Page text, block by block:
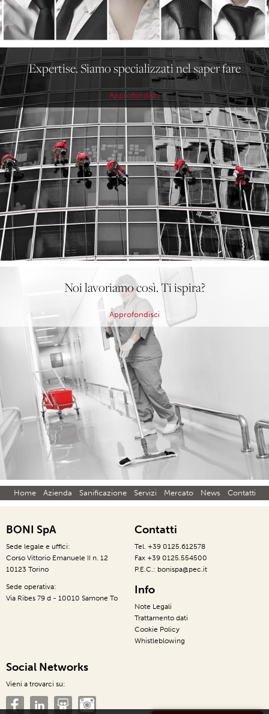
Expertise. Siamo specializzati nel saper fare
Approfondisci
Noi lavoriamo così. Ti ispira?
Approfondisci
Home Azienda Sanificazione Servizi Mercato News Contatti
BONI SpA
Sede legale e uffici:
Corso Vittorio Emanuele II n. 12
10123 Torino
Sede operativa:
Via Ribes 79 d - 10010 Samone To
Contatti
Tel. +39 0125.612578
Fax +39 0125.554500
P.E.C.: bonispa@pec.it
Info
Note Legali
Trattamento dati
Cookie Policy
Whistleblowing
Social Networks
Vieni a trovarci su: